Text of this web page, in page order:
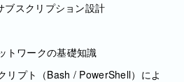
ブスクリプション設計
ワークの基礎知識
リプト（Bash / PowerShell）によ